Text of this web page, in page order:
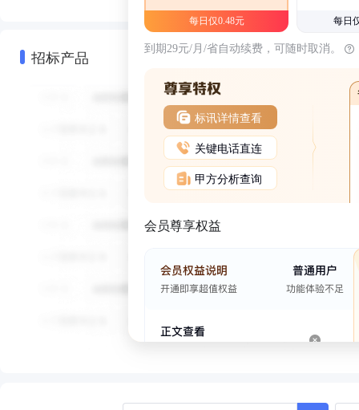
招标产品
每日仅0.48元 每日
到期29元/月/省自动续费，可随时取消。
标讯详情查看
关键电话直连
甲方分析查询
会员尊享权益